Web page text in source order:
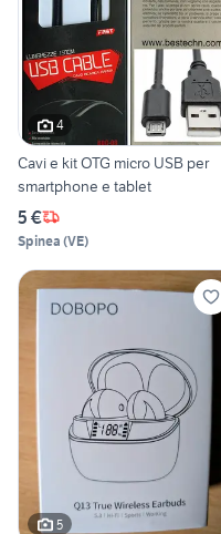
4
Cavi e kit OTG micro USB per
smartphone e tablet
5 €
Spinea (VE)
5